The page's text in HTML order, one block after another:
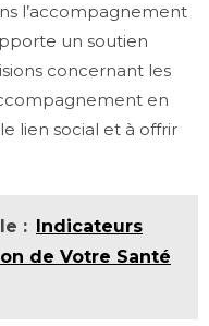
l’accompagnement
un soutien
concernant les
en
lien social et à offrir
:
Indicateurs
de Votre Santé